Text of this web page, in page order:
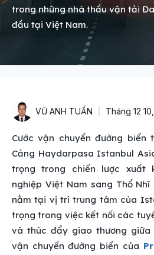
trong những nhà thầu vận tải
đầu tại Việt Nam.
VŨ ANH TUẤN Tháng 12
Cước vận chuyển đường biển
Cảng Haydarpasa Istanbul
trọng trong chiến lược xuất
nghiệp Việt Nam sang Thổ
nằm tại vị trí trung tâm của
trọng trong việc kết nối các
và thúc đẩy giao thương giữa
vận chuyển đường biển của